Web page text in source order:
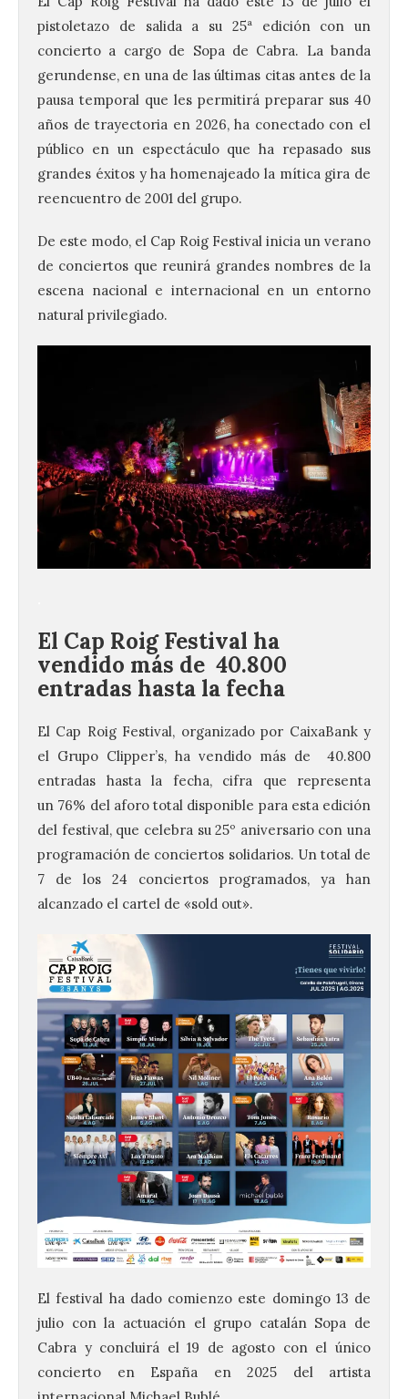
pistoletazo de salida a su 25ª edición con un
concierto a cargo de Sopa de Cabra. La banda
gerundense, en una de las últimas citas antes de la
pausa temporal que les permitirá preparar sus 40
años de trayectoria en 2026, ha conectado con el
público en un espectáculo que ha repasado sus
grandes éxitos y ha homenajeado la mítica gira de
reencuentro de 2001 del grupo.
De este modo, el Cap Roig Festival inicia un verano
de conciertos que reunirá grandes nombres de la
escena nacional e internacional en un entorno
natural privilegiado.
El Cap RoigFestival ha
vendido más de 40.800
entradas hasta la fecha
El Cap RoigFestival, organizado por CaixaBank y
el Grupo Clipper’s, ha vendido más de 40.800
entradas hasta la fecha, cifra que representa
un 76% del aforo total disponible para esta edición
del festival, que celebra su 25º aniversario con una
programación de conciertos solidarios. Un total de
7 de los 24 conciertos programados, ya han
alcanzado el cartel de «sold out».
El festival ha dado comienzo este domingo 13 de
julio con la actuación el grupo catalán Sopa de
Cabra y concluirá el 19 de agosto con el único
concierto en España en 2025 del artista